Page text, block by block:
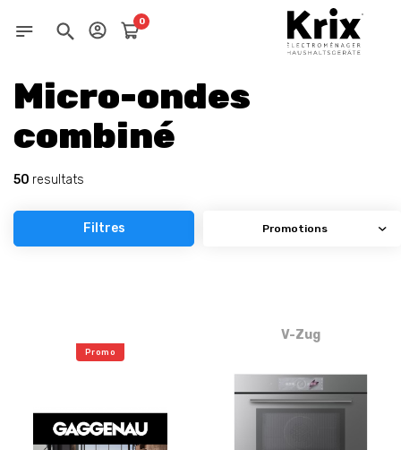
0
Micro-ondes
combiné
50 resultats
Filtres
Promo
V-Zug